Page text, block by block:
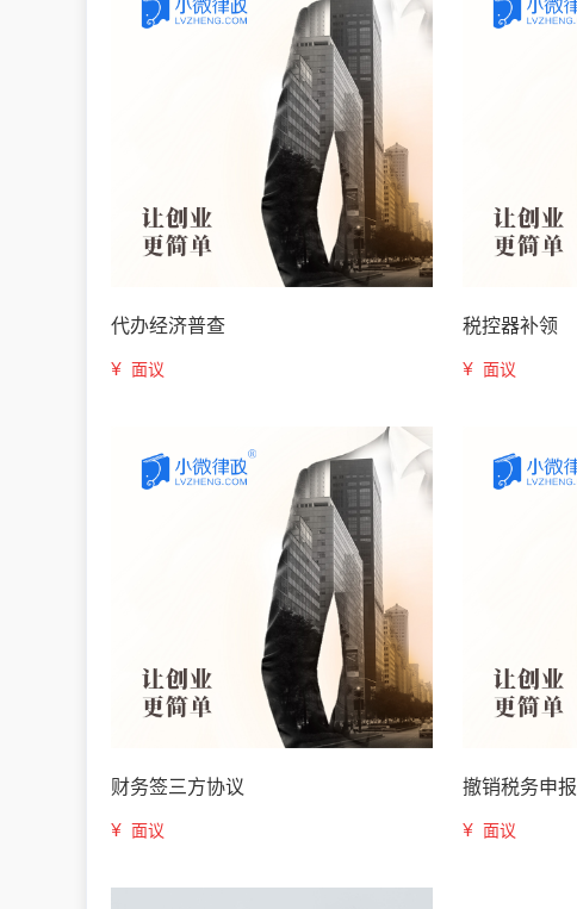
代办经济普查
¥ 面议
税控器补领
¥ 面议
财务签三方协议
¥ 面议
撤销税务申报
¥ 面议